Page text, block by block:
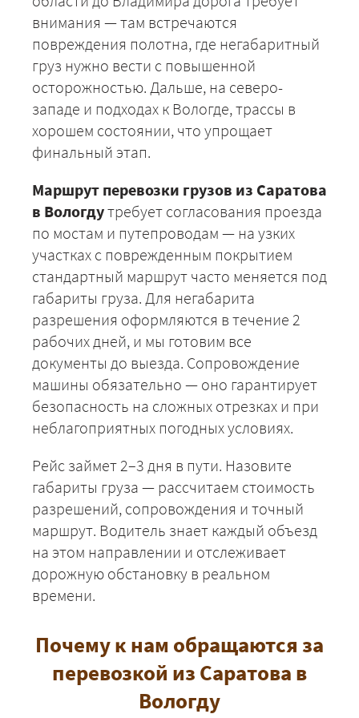
внимания — там встречаются
повреждения полотна, где негабаритный
груз нужно вести с повышенной
осторожностью. Дальше, на северо-
западе и подходах к Вологде, трассы в
хорошем состоянии, что упрощает
финальный этап.
Маршрут перевозки грузов из Саратова
в Вологдутребует согласования проезда
по мостам и путепроводам — на узких
участках с поврежденным покрытием
стандартный маршрут часто меняется под
габариты груза. Для негабарита
разрешения оформляются в течение 2
рабочих дней, и мы готовим все
документы до выезда. Сопровождение
машины обязательно — оно гарантирует
безопасность на сложных отрезках и при
неблагоприятных погодных условиях.
Рейс займет 2–3 дня в пути. Назовите
габариты груза — рассчитаем стоимость
разрешений, сопровождения и точный
маршрут. Водитель знает каждый объезд
на этом направлении и отслеживает
дорожную обстановку в реальном
времени.
Почему к нам обращаются за
перевозкой из Саратова в
Вологду
+7 (499) 520-05-23
ЗАКАЗАТЬ